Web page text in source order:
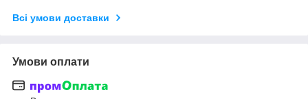
Всі умови доставки
Умови оплати